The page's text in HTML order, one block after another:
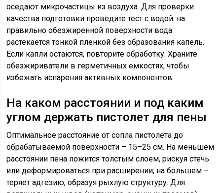
оседают микрочастицы из воздуха. Для проверки
качества подготовки проведите тест с водой: на
правильно обезжиренной поверхности вода
растекается тонкой пленкой без образования капель.
Если капли остаются, повторите обработку. Храните
обезжириватели в герметичных емкостях, чтобы
избежать испарения активных компонентов.
На каком расстоянии и под каким
углом держать пистолет для пены
Оптимальное расстояние от сопла пистолета до
обрабатываемой поверхности – 15–25 см. На меньшем
расстоянии пена ложится толстым слоем, рискуя стечь
или деформироваться при расширении; на большем –
теряет адгезию, образуя рыхлую структуру. Для